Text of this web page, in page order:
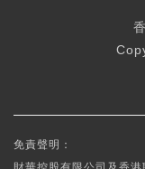
免責聲明：